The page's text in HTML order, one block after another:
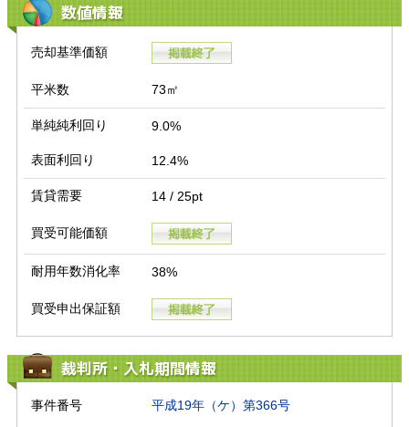
数値情報
売却基準価額
平米数 73㎡
単純純利回り 9.0%
表面利回り 12.4%
賃貸需要 14 / 25pt
買受可能価額
耐用年数消化率 38%
買受申出保証額
裁判所・入札期間情報
事件番号 平成19年（ケ）第366号